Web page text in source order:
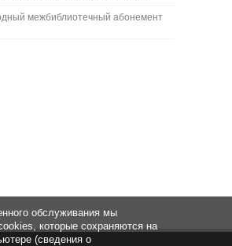
межбиблиотечный абонемент
обслуживания мы
которые сохраняются на
(сведения о